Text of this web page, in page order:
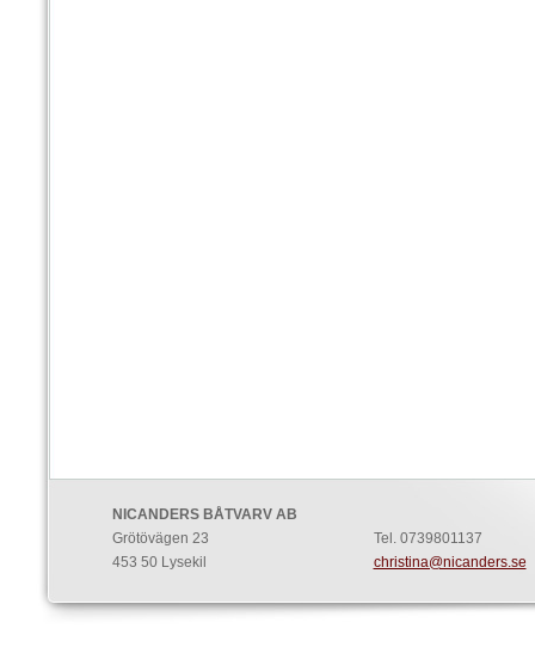
NICANDERS BÅTVARV AB
Grötövägen 23
453 50 Lysekil
Tel. 0739801137
christina@nicanders.se